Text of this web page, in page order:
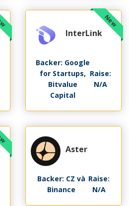
InterLink
Backer: Google
for Startups,
Bitvalue
Capital
Raise:
N/A
Aster
Backer: CZ và
Binance
Raise:
N/A